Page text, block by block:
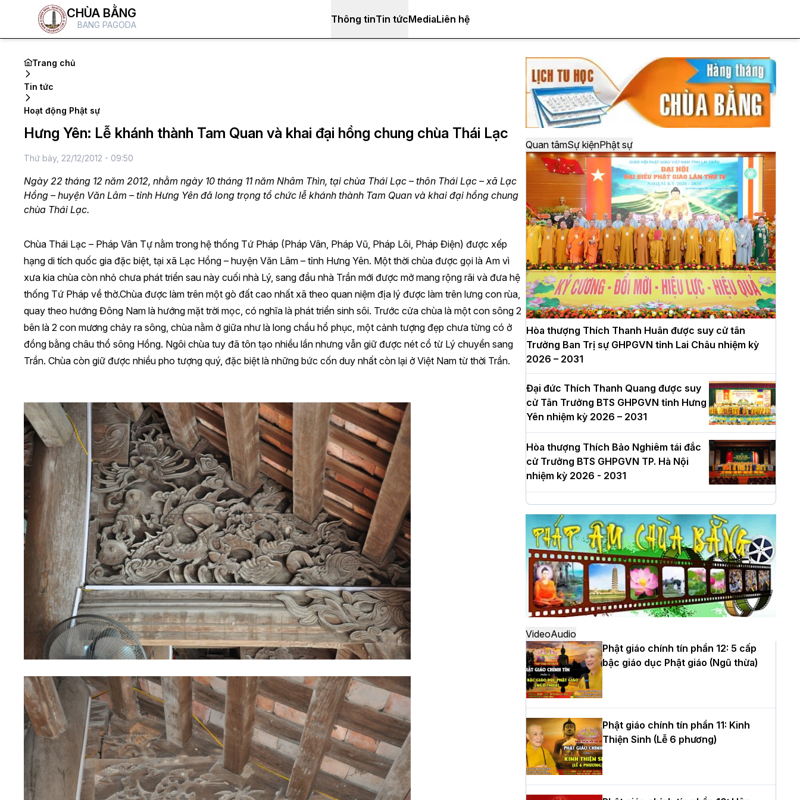
CHÙA BẰNG
BANG PAGODA Thông tinTin tứcMediaLiên hệ
Trang chủ
Tin tức
Hoạt động Phật sự
Hưng Yên: Lễ khánh thành Tam Quan và khai đại hồng chung chùa Thái Lạc
Thứ bảy, 22/12/2012 - 09:50
Ngày 22 tháng 12 năm 2012, nhằm ngày 10 tháng 11 năm Nhâm Thìn, tại chùa Thái Lạc – thôn Thái Lạc – xã Lạc
Hồng – huyện Văn Lâm – tỉnh Hưng Yên đã long trọng tổ chức lễ khánh thành Tam Quan và khai đại hồng chung
chùa Thái Lạc.
Chùa Thái Lạc – Pháp Vân Tự nằm trong hệ thống Tứ Pháp (Pháp Vân, Pháp Vũ, Pháp Lôi, Pháp Điện) được xếp
hạng di tích quốc gia đặc biệt, tại xã Lạc Hồng – huyện Văn Lâm – tỉnh Hưng Yên. Một thời chùa được gọi là Am vì
xưa kia chùa còn nhỏ chưa phát triển sau này cuối nhà Lý, sang đầu nhà Trần mới được mở mang rộng rãi và đưa hệ
thống Tứ Pháp về thờ.Chùa được làm trên một gò đất cao nhất xã theo quan niệm địa lý được làm trên lưng con rùa,
quay theo hướng Đông Nam là hướng mặt trời mọc, có nghĩa là phát triển sinh sôi. Trước cửa chùa là một con sông 2
bên là 2 con mương chảy ra sông, chùa nằm ở giữa như là long chầu hổ phục, một cảnh tượng đẹp chưa từng có ở
đồng bằng châu thổ sông Hồng. Ngôi chùa tuy đã tôn tạo nhiều lần nhưng vẫn giữ được nét cổ từ Lý chuyển sang
Trần. Chùa còn giữ được nhiều pho tượng quý, đặc biệt là những bức cốn duy nhất còn lại ở Việt Nam từ thời Trần.
Quan tâmSự kiệnPhật sự
Hòa thượng Thích Thanh Huân được suy cử tân
Trưởng Ban Trị sự GHPGVN tỉnh Lai Châu nhiệm kỳ
2026 – 2031
Đại đức Thích Thanh Quang được suy
cử Tân Trưởng BTS GHPGVN tỉnh Hưng
Yên nhiệm kỳ 2026 – 2031
Hòa thượng Thích Bảo Nghiêm tái đắc
cử Trưởng BTS GHPGVN TP. Hà Nội
nhiệm kỳ 2026 - 2031
Hà Nội: Long trọng lễ khởi công xây
dựng Trung tâm văn hóa Phật giáo Thủ
đô
Hà Nội: Ngày tu học cuối cùng khép lại
khóa sinh hoạt Phật pháp mùa hè lần
thứ XIV tại chùa Bằng
Học yêu thương trong ngày tu tập thứ
tư của Khóa sinh hoạt Phật pháp mùa
hè tại chùa Bằng
HT.Thích Thọ Lạc được suy cử làm tân
Trưởng BTS GHPGVN tỉnh Nghệ An
VideoAudio
Phật giáo chính tín phần 12: 5 cấp
bậc giáo dục Phật giáo (Ngũ thừa)
Phật giáo chính tín phần 11: Kinh
Thiện Sinh (Lễ 6 phương)